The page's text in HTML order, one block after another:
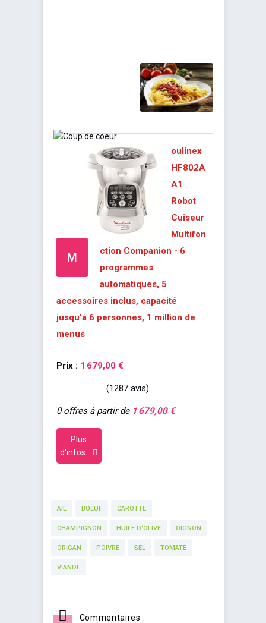
M
oulinex
HF802A
A1
Robot
Cuiseur
Multifon
ction Companion - 6
programmes
automatiques, 5
accessoires inclus, capacité
jusqu'à 6 personnes, 1 million de
menus
Prix : 1 679,00 €
(1287 avis)
0 offres à partir de 1 679,00 €
Plus
d'infos...
AIL BOEUF CAROTTE
CHAMPIGNON HUILE D'OLIVE OIGNON
ORIGAN POIVRE SEL TOMATE
VIANDE
Commentaires :